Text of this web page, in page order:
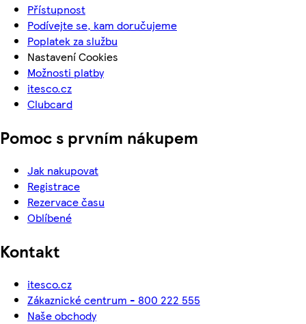
Přístupnost
Podívejte se, kam doručujeme
Poplatek za službu
Nastavení Cookies
Možnosti platby
itesco.cz
Clubcard
Pomoc s prvním nákupem
Jak nakupovat
Registrace
Rezervace času
Oblíbené
Kontakt
itesco.cz
Zákaznické centrum - 800 222 555
Naše obchody